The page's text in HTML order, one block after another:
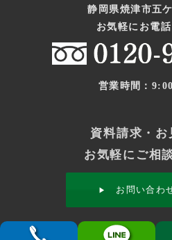
静岡県焼津市五
お気軽にお電
営業時間：
資料請求・お
お気軽にご相
お問い合わ